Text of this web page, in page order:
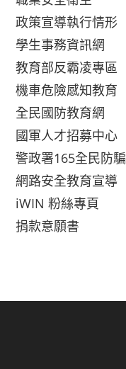
政策宣導執行情形
學生事務資訊網
教育部反霸凌專區
機車危險感知教育
全民國防教育網
國軍人才招募中心
警政署165全民防騙
網路安全教育宣導
iWIN 粉絲專頁
捐款意願書